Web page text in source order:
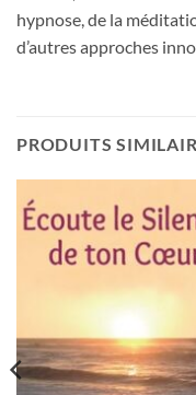
hypnose, de la
d’autres approches
PRODUITS